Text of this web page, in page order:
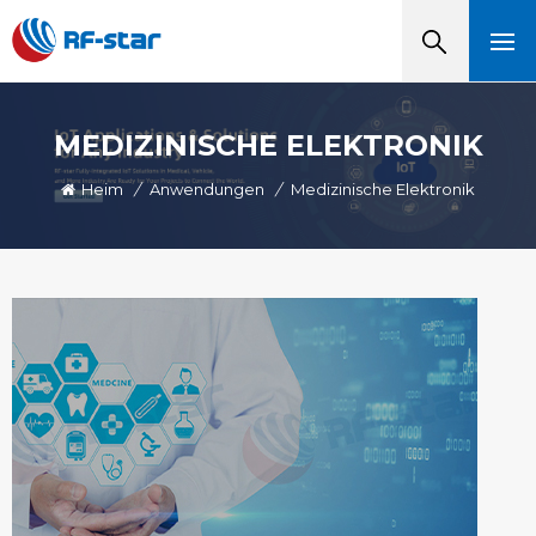
MEDIZINISCHE ELEKTRONIK
Heim / Anwendungen / Medizinische Elektronik